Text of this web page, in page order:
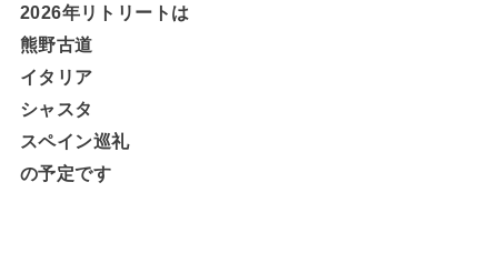
2026年リトリートは
熊野古道
イタリア
シャスタ
スペイン巡礼
の予定です